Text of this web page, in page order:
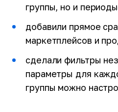
группы, но и
добавили прямое
маркетплейсов и
сделали фильтры
параметры для
группы можно